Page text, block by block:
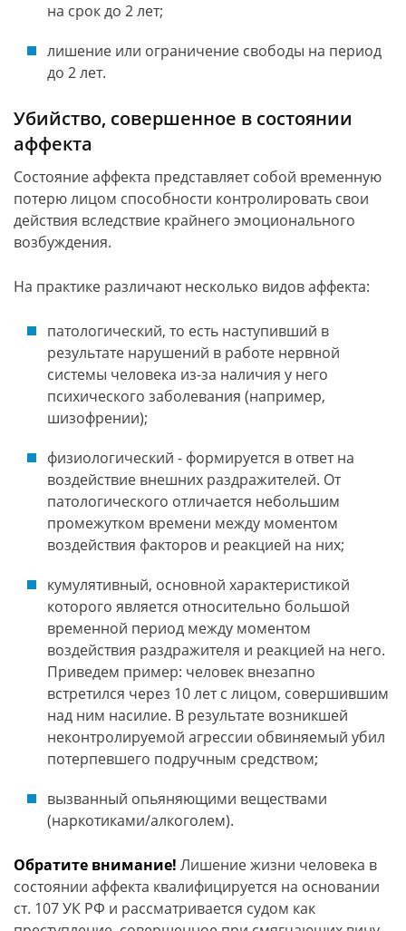
на срок до 2 лет;
лишение или ограничение свободы на период
до 2 лет.
Убийство, совершенное в состоянии
аффекта
Состояние аффекта представляет собой временную
потерю лицом способности контролировать свои
действия вследствие крайнего эмоционального
возбуждения.
На практике различают несколько видов аффекта:
патологический, то есть наступивший в
результате нарушений в работе нервной
системы человека из-за наличия у него
психического заболевания (например,
шизофрении);
физиологический - формируется в ответ на
воздействие внешних раздражителей. От
патологического отличается небольшим
промежутком времени между моментом
воздействия факторов и реакцией на них;
кумулятивный, основной характеристикой
которого является относительно большой
временной период между моментом
воздействия раздражителя и реакцией на него.
Приведем пример: человек внезапно
встретился через 10 лет с лицом, совершившим
над ним насилие. В результате возникшей
неконтролируемой агрессии обвиняемый убил
потерпевшего подручным средством;
вызванный опьяняющими веществами
(наркотиками/алкоголем).
Обратите внимание! Лишение жизни человека в
состоянии аффекта квалифицируется на основании
ст. 107 УК РФ и рассматривается судом как